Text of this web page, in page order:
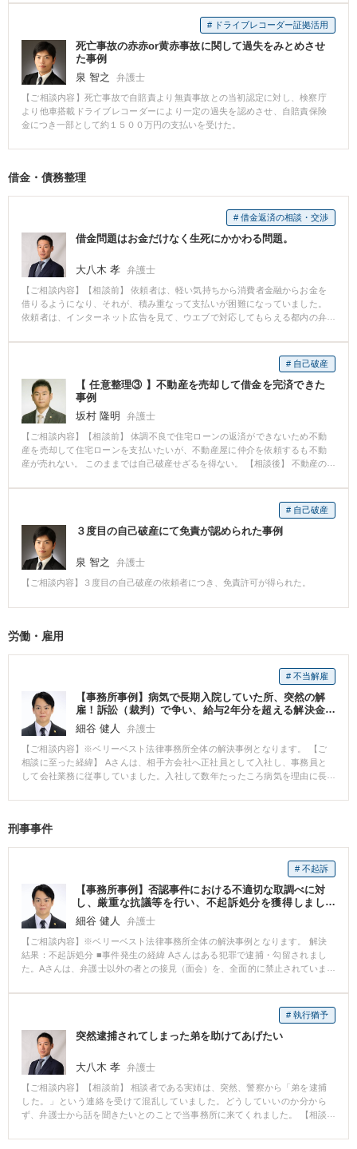
Aさんのバイクは転倒しました。 その結果、Aさんは右ひじ骨折の傷害を負い
ました。 傷病名：右肘頭骨折、右肘部管症候群 ■ご依頼内容 Aさんは、事故
直後から数日間入院し、退院してから1週間程度で当事務所にご相談いただき
ました。 ご相談時点で、相手方保険会社からはAさんにも過失があると主張
され、治療費の立替えを求められたり、休業損害もすぐに支払ってもらえる
かわからないという状況で、Aさんは痛みと不安を抱えた状態でした。 そこ
で、弁護士に依頼をした場合にどういった対応をしてもらえるのかお問い合
わせいただきました。 ■ベリーベスト法律事務所の対応とその結果 Aさんから
相談を受けた弁護士は、①過失割合の交渉、物損額の交渉、治療費や休業損
害の支払いに関する交渉、後遺障害申立て、最終的な賠償額の交渉をすべて
料等の賠償額が大幅に増加する可能性が高いこと、④Aさんは弁護士費用特約
に加入していたため、原則弁護士費用の自己負担がないことを説明しまし
た。 その後、Aさんからご依頼をいただき、早速相手方保険会社に交渉を開
始しました。 その結果、すぐに保険会社は治療費を病院に直接支払う旨約束
し、休業損害も毎月支払うと約束してもらいました。 その後、Aさんは病院
での治療を継続していましたが、肘の痛みはなかなか治まらず、ドライバー
の仕事に復職することができないでいました。 事故から半年ほど経過した
頃、相手方保険会社は休業損害の支払いをストップするという交渉をしてき
ました。 そこで弁護士は、Aさんの主治医から休業が必要である旨の診断書
を取得するようにAさんにアドバイスをし、職場からも出勤停止を指示する書
面を発行してもらいました。 その結果、保険会社は休業損害の支払いを継続
とができました。 Aさんは懸命に治療を続けましたが、1年を経過しても痛み
が治まることはなかったため、医師から症状固定の診断を受け、後遺障害の
申立てをすることとなりました。 後遺障害の申立てにあたっては、事前に弁
護士が医師宛の書面を作成し、必要な検査を実施していただくよう依頼をし
ていましたので、医師が神経伝導速度検査を実施し、他覚的所見がある旨を
後遺障害診断書に記載していただきました。 その結果、無事に12級13号が認
定され、高額賠償につなげることができました。 弁護士に依頼していなけれ
ば、14級9号の認定に留まった可能性も十分にありましたので、Aさんに喜ん
でいただけて弁護士としても非常に嬉しい気持ちになりました。
# ドライブレコーダー証拠活用
死亡事故の赤赤or黄赤事故に関して過失をみとめさせ
た事例
泉 智之
弁護士
【ご相談内容】死亡事故で自賠責より無責事故との当初認定に対し、検察庁
より他車搭載ドライブレコーダーにより一定の過失を認めさせ、自賠責保険
金につき一部として約１５００万円の支払いを受けた。
借金・債務整理
# 借金返済の相談・交渉
借金問題はお金だけなく生死にかかわる問題。
大八木 孝 弁護士
【ご相談内容】【相談前】 依頼者は、軽い気持ちから消費者金融からお金を
借りるようになり、それが、積み重なって支払いが困難になっていました。
依頼者は、インターネット広告を見て、ウエブで対応してもらえる都内の弁
応をせず放置している内に裁判所からの書類が多数届くようになりました。
また、携帯電話には、頻度に返済の催促の電話がかかってくるようになり、
仕事も手につかなくなり、自暴自棄な気持ちになって役場に相談にいったと
ころ、当事務所を紹介されて法律相談に来ました。 【相談後】 相談直後、す
ぐに対応しなければいけない事柄を整理した上、今後の方針を相談しまし
た。もっとも、依頼者は、相談時には、それまでの経緯から追い詰められて
いる様子で、今後について十分に考えるだけの余力がなさそうでした。その
ため、まずは受任通知を送付するなどして消費者金融などからの直接請求を
止め、何度か面談を繰り返し、少しずつ気力を取り戻してもらった後に債務
整理の手続を進めました。 【先生のコメント】 債務整理後、依頼者が当時の
く続くと生死にかかわる問題になります。まずは、正常な精神状態と通常の
生活を取り戻すことを優先し、それから債務整理について考えるべきです。
また、特に理由がなく借金が増えてしまう依頼者は、その原因がライフスタ
イルにあることが多くあります。借金問題の解消だけではなく、今後の再起
に向けて、生活改善を一緒に考えていきます。
# 自己破産
【 任意整理③ 】不動産を売却して借金を完済できた
事例
坂村 隆明
弁護士
【ご相談内容】【相談前】 体調不良で住宅ローンの返済ができないため不動
産を売却して住宅ローンを支払いたいが、不動産屋に仲介を依頼するも不動
産が売れない。 このままでは自己破産せざるを得ない。 【相談後】 不動産の
することを条件に受任。 知人の不動産業者を通じて住宅ローンの残債務以上
の値段で買い取ってくれる買主を探すことに成功。 住宅ローンを完済した上
で65万円程度を依頼者の手元に残すことができた。 【弁護士からのコメン
ト】 不動産のような固定資産を上手に換価することで、破産などの法的な借
金整理を回避できることがあります。 いかに早くいかに高く換価できるか、
債務整理弁護士の腕の見せどころです。
# 自己破産
３度目の自己破産にて免責が認められた事例
泉 智之 弁護士
【ご相談内容】３度目の自己破産の依頼者につき、免責許可が得られた。
労働・雇用
# 不当解雇
【事務所事例】病気で長期入院していた所、突然の解
雇！訴訟（裁判）で争い、給与2年分を超える解決金
を得た
細谷 健人 弁護士
【ご相談内容】※ベリーベスト法律事務所全体の解決事例となります。 【ご
相談に至った経緯】 Aさんは、相手方会社へ正社員として入社し、事務員と
して会社業務に従事していました。入社して数年たったころ病気を理由に長
復に専念するようにと述べられていたのですが、ある日突然、会社から休職
事前通告もなく突如一方的にそのような措置をとられたことに納得ができ
を持参し、相談に来られました。 相談では、これまでの就業状況、入院に至
った経緯、入院当初及び入院中の会社の態様、退職手続が取られた際の出来
事等を丁寧にお話いただけたので、弁護士としても頭の中でどういう事案で
あり、法的に何が問題になるかがスムーズに整理できました。 本件では、休
職期間の満了を理由に退職の手続きが取られましたが、会社から送られてき
た資料を精査すると、そもそも会社側がとった退職処理には手続的に重大な
問題があることや、入院期間中の会社側の対応に問題があることがわかり、
退職の有効性を争っていくことになりました。 【ベリーベストの対応とその
無効であるとして、通知書を送りました。 会社側は、Aさんを退職にしたこ
とについて違法性はないと強く争う姿勢を示してきたため、結果的に、裁判
で長期にわたり争うことになりました。 裁判手続きは長期にわたりました
が、本件の問題点を整理した書面を提出し、その問題点を示す資料を可能な
限り提出していくことで、裁判書もこちら側が主張する問題点を理解してく
れました。 結果としては、訴訟において裁判所からAさんの主張が認められ
るであろう心証が開示されたことから、給与2年分を超える解決金が支払われ
る和解が成立し、無事解決となりました。 ※ご依頼者様の守秘義務の観点か
ら、一部、内容を抽象化して掲載しております。
刑事事件
# 不起訴
【事務所事例】否認事件における不適切な取調べに対
し、厳重な抗議等を行い、不起訴処分を獲得しまし
た。
細谷 健人 弁護士
【ご相談内容】※ベリーベスト法律事務所全体の解決事例となります。 解決
結果：不起訴処分 ■事件発生の経緯 Aさんはある犯罪で逮捕・勾留されまし
た。Aさんは、弁護士以外の者との接見（面会）を、全面的に禁止されていま
ト」という冊子を差し入れ、ここに取り調べ状況を逐一記録するようお願い
しました。 次に、身柄解放に向けて、裁判所に対して勾留決定に対する準抗
告（異議申立て）を行い、これと同時に、少なくとも近親者には面会できる
ようにと、接見禁止の一部解除の申立てを行いました。 しかし、いずれの申
立ても裁判所には認めてもらえず、Aさんは弁護士以外、誰にも会えない状況
が続きました。 Aさんは毎日、「被疑者ノート」に取調状況を詳細に記載
し、担当弁護士らが接見に行くたび、これを使って報告をしてくれました。
「被疑者ノート」には、Aさんに自白を強要するための、非常に厳しい警察官
の言葉が、数多く記されていました。 警察官の取調べにより、真実が歪めら
れるようなことは決してあってはならないことから、担当弁護士らは警察署
# 執行猶予
突然逮捕されてしまった弟を助けてあげたい
大八木 孝 弁護士
【ご相談内容】【相談前】 相談者である実姉は、突然、警察から「弟を逮捕
した。」という連絡を受けて混乱していました。どうしていいのか分から
ず、弁護士から話を聞きたいとのことで当事務所に来てくれました。 【相談
体像を丁寧に説明しました。そして、被疑者である弟と接見を行いました。